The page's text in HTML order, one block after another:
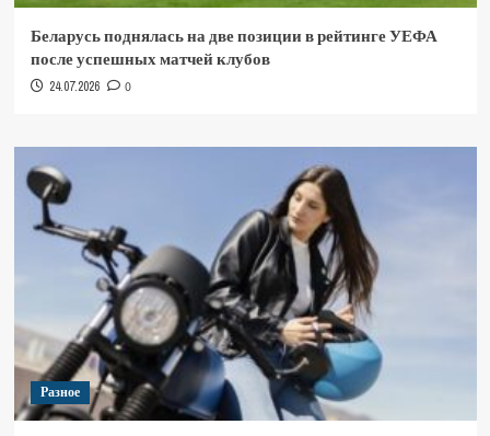
Беларусь поднялась на две позиции в рейтинге УЕФА
после успешных матчей клубов
24.07.2026 0
Разное